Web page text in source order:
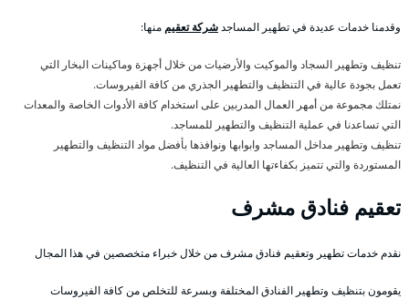
وقدمنا خدمات عديدة في تطهير المساجدشركة تعقيم منها:
تنظيف وتطهير السجاد والموكيت والأرضيات من خلال أجهزة وماكينات البخار التي
تعمل بجودة عالية في التنظيف والتطهير الجذري من كافة الفيروسات.
نمتلك مجموعة من أمهر العمال المدربين على استخدام كافة الأدوات الخاصة والمعدات
التي تساعدنا في عملية التنظيف والتطهير للمساجد.
تنظيف وتطهير مداخل المساجد وابوابها ونوافذها بأفضل مواد التنظيف والتطهير
المستوردة والتي تتميز بكفاءتها العالية في التنظيف.
تعقيم فنادق مشرف
نقدم خدمات تطهير وتعقيم فنادق مشرف من خلال خبراء متخصصين في هذا المجال
يقومون بتنظيف وتطهير الفنادق المختلفة وبسرعة للتخلص من كافة الفيروسات